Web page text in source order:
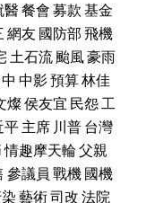
醫餐會募款基金
網友國防部飛機
土石流颱風豪雨
中影預算林佳
燦侯友宜 民怨工
平主席 川普台灣
情趣摩天輪父親
參議員 戰機國機
藝術司改法院